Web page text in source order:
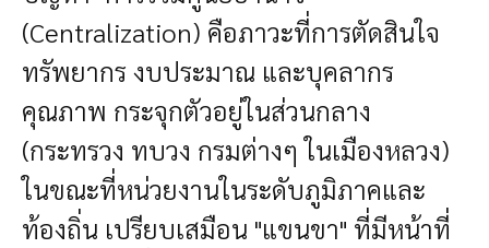
(Centralization) คือภาวะที่การตัดสินใจ
ทรัพยากร งบประมาณ และบุคลากร
คุณภาพ กระจุกตัวอยู่ในส่วนกลาง
(กระทรวง ทบวง กรมต่างๆ ในเมืองหลวง)
ในขณะที่หน่วยงานในระดับภูมิภาคและ
ท้องถิ่น เปรียบเสมือน "แขนขา" ที่มีหน้าที่